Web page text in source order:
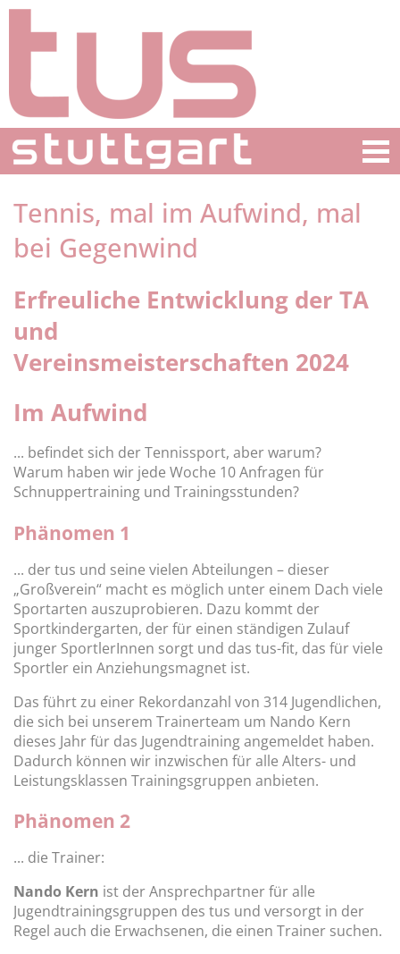
Tennis, mal im Aufwind, mal
bei Gegenwind
Erfreuliche Entwicklung der TA
und
Vereinsmeisterschaften 2024
Im Aufwind
... befindet sich der Tennissport, aber warum?
Warum haben wir jede Woche 10 Anfragen für
Schnuppertraining und Trainingsstunden?
Phänomen 1
... der tus und seine vielen Abteilungen – dieser
„Großverein“ macht es möglich unter einem Dach viele
Sportarten auszuprobieren. Dazu kommt der
Sportkindergarten, der für einen ständigen Zulauf
junger SportlerInnen sorgt und das tus-fit, das für viele
Sportler ein Anziehungsmagnet ist.
Das führt zu einer Rekordanzahl von 314 Jugendlichen,
die sich bei unserem Trainerteam um Nando Kern
dieses Jahr für das Jugendtraining angemeldet haben.
Dadurch können wir inzwischen für alle Alters- und
Leistungsklassen Trainingsgruppen anbieten.
Phänomen 2
... die Trainer:
Nando Kern ist der Ansprechpartner für alle
Jugendtrainingsgruppen des tus und versorgt in der
Regel auch die Erwachsenen, die einen Trainer suchen.